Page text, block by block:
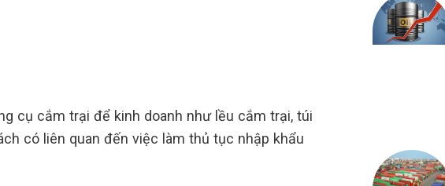
cụ cắm trại để kinh doanh như lều cắm trại, túi
có liên quan đến việc làm thủ tục nhập khẩu